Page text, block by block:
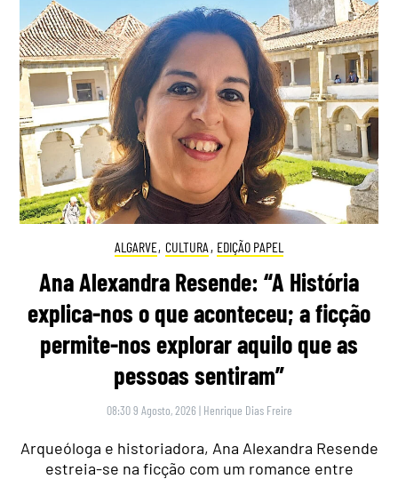
ALGARVE, CULTURA , EDIÇÃO PAPEL
Ana Alexandra Resende: “A História
explica-nos o que aconteceu; a ficção
permite-nos explorar aquilo que as
pessoas sentiram”
08:30 9 Agosto, 2026 | Henrique Dias Freire
Arqueóloga e historiadora, Ana Alexandra Resende
estreia-se na ficção com um romance entre